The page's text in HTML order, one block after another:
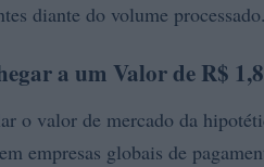
diante do volume processado.
a um Valor de R$
o valor de mercado da
empresas globais de